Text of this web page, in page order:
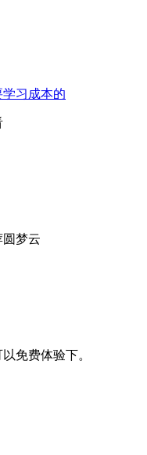
习成本的
梦云
免费体验下。